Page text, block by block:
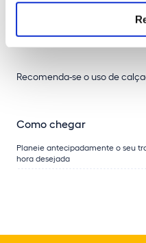
Idioma disponível: português
Recomenda-se o uso de
Como chegar
Planeie antecipadamente o seu
hora desejada